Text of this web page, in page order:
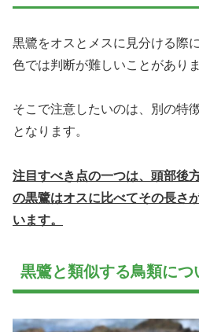
黒鷺をオスとメスに見分ける際
色では判断が難しいことがありま
そこで注意したいのは、別の特
となります。
注目すべき点の一つは、頭部後
の黒鷺はオスに比べてその長さ
います。
黒鷺と類似する鳥類につ